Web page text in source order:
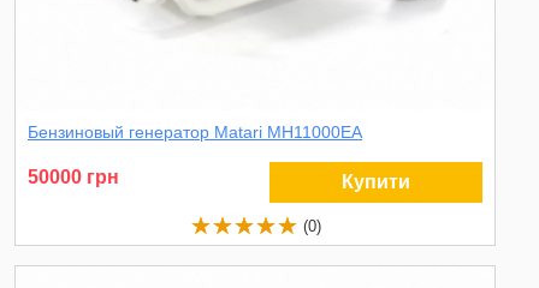
Бензиновый генератор Matari MH11000EA
50000 грн Купити
(0)